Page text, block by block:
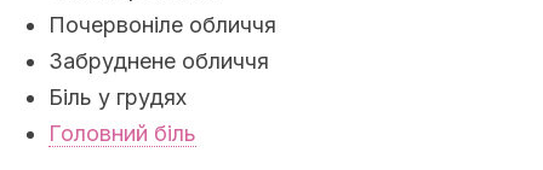
Почервоніле обличчя
Забруднене обличчя
Біль у грудях
Головний біль